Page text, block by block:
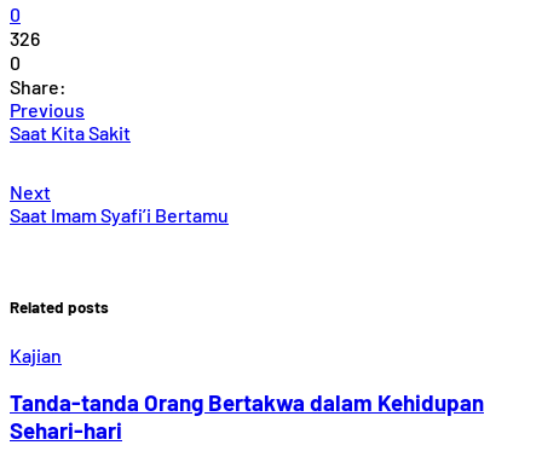
0
326
0
Share:
Previous
Saat Kita Sakit
Next
Saat Imam Syafi’i Bertamu
Related posts
Kajian
Tanda-tanda Orang Bertakwa dalam Kehidupan
Sehari-hari